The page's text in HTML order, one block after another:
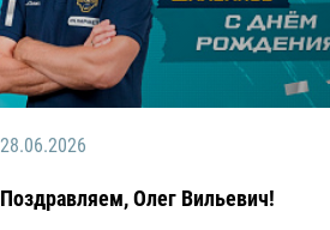
28.06.2026
Поздравляем, Олег Вильевич!